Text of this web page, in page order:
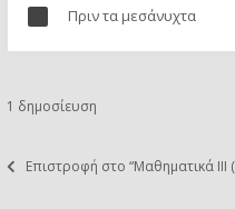
Πριν τα μεσάνυχτα
1 δημοσίευση
Επιστροφή στο “Μαθηματικά